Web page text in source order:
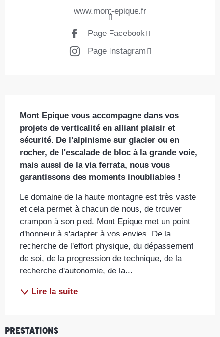
www.mont-epique.fr
Page Facebook
Page Instagram
Mont Epique vous accompagne dans vos
projets de verticalité en alliant plaisir et
sécurité. De l'alpinisme sur glacier ou en
rocher, de l'escalade de bloc à la grande voie,
mais aussi de la via ferrata, nous vous
garantissons des moments inoubliables !
Le domaine de la haute montagne est très vaste
et cela permet à chacun de nous, de trouver
crampon à son pied. Mont Epique met un point
d'honneur à s'adapter à vos envies. De la
recherche de l'effort physique, du dépassement
de soi, de la progression de technique, de la
recherche d'autonomie, de la...
Lire la suite
Prestations